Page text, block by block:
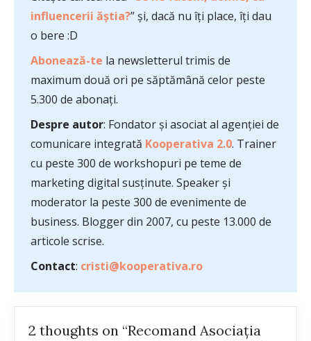
influencerii ăștia?” și, dacă nu îți place, îți dau
o bere :D
Abonează-te la newsletterul trimis de
maximum două ori pe săptămână celor peste
5.300 de abonați.
Despre autor: Fondator și asociat al agenției de
comunicare integrată Kooperativa 2.0. Trainer
cu peste 300 de workshopuri pe teme de
marketing digital susținute. Speaker și
moderator la peste 300 de evenimente de
business. Blogger din 2007, cu peste 13.000 de
articole scrise.
Contact: cristi@kooperativa.ro
2 thoughts on “Recomand Asociaţia